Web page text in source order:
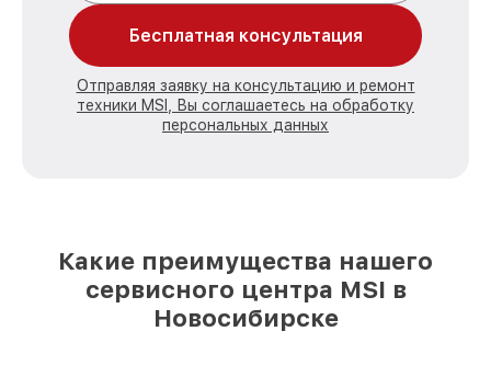
Бесплатная консультация
Отправляя заявку на консультацию и ремонт
техники MSI, Вы соглашаетесь на обработку
персональных данных
Какие преимущества нашего
сервисного центра MSI в
Новосибирске